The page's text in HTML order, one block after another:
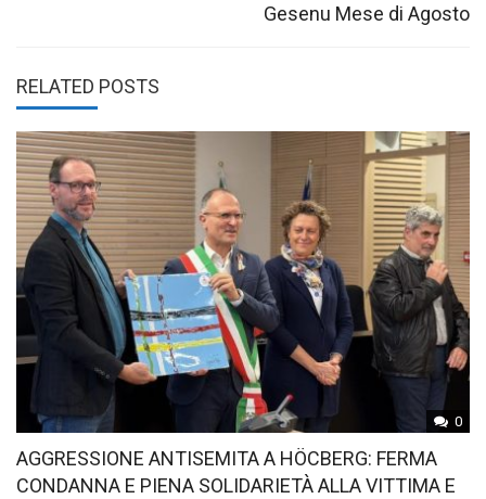
Gesenu Mese di Agosto
RELATED POSTS
0
AGGRESSIONE ANTISEMITA A HÖCBERG: FERMA
CONDANNA E PIENA SOLIDARIETÀ ALLA VITTIMA E